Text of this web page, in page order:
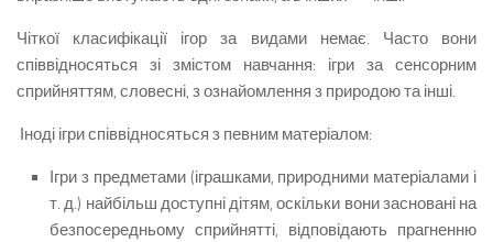
Чіткої класифікації ігор за видами немає. Часто вони
співвідносяться зі змістом навчання: ігри за сенсорним
сприйняттям, словесні, з ознайомлення з природою та інші.
Іноді ігри співвідносяться з певним матеріалом:
Ігри з предметами (іграшками, природними ма­теріалами і
т. д.) найбільш доступні дітям, оскільки вони засновані на
безпосередньому сприйнятті, від­повідають прагненню